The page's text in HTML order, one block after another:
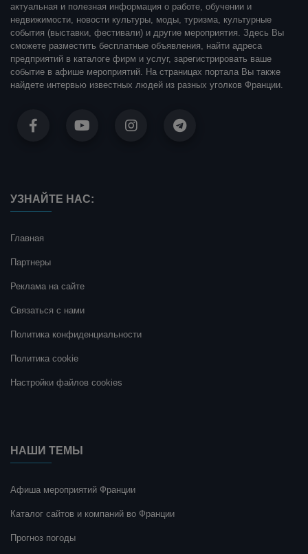
актуальная и полезная информация о работе, обучении и
недвижимости, новости культуры, моды, туризма, культурные
события (выставки, фестивали) и другие мероприятия. Здесь Вы
сможете разместить бесплатные объявления, найти адреса
предприятий в каталоге фирм и услуг, зарегистрировать ваше
событие в афише мероприятий. На страницах портала Вы также
найдете интервью известных людей из разных уголков Франции.
УЗНАЙТЕ НАС:
Главная
Партнеры
Реклама на сайте
Связаться с нами
Политика конфиденциальности
Политика cookie
Настройки файлов cookies
НАШИ ТЕМЫ
Афиша мероприятий Франции
Каталог сайтов и компаний во Франции
Прогноз погоды